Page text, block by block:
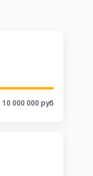
10 000 000 руб